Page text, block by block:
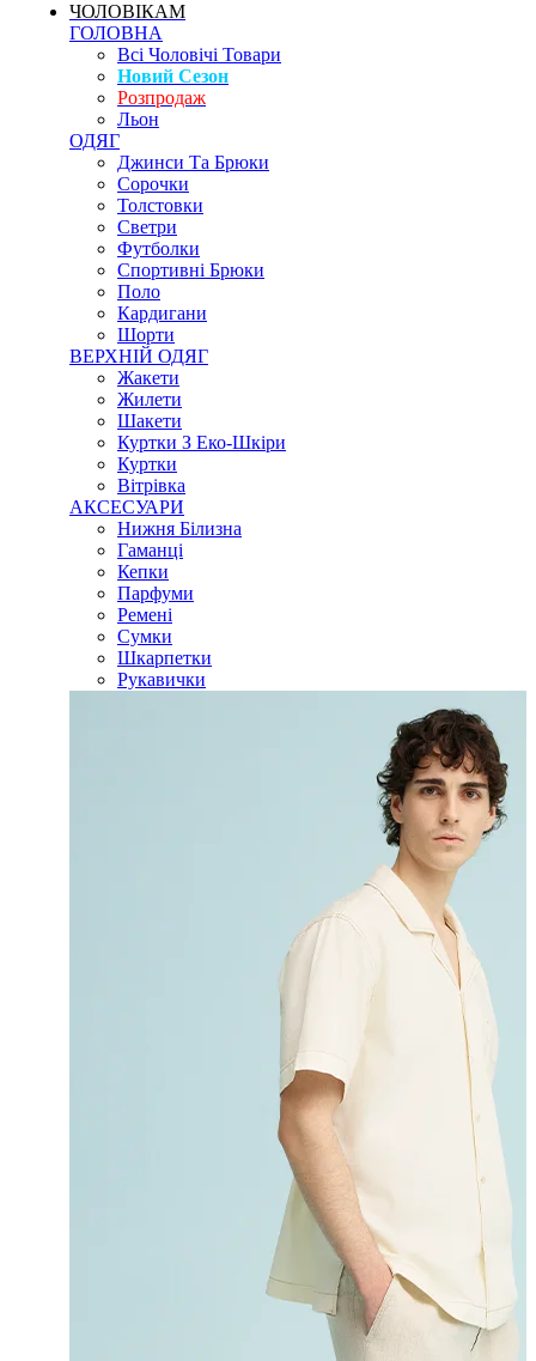
ЧОЛОВІКАМ
ГОЛОВНА
Всі Чоловічі Товари
Новий Сезон
Розпродаж
Льон
ОДЯГ
Джинси Та Брюки
Сорочки
Толстовки
Светри
Футболки
Спортивні Брюки
Поло
Кардигани
Шорти
ВЕРХНІЙ ОДЯГ
Жакети
Жилети
Шакети
Куртки З Еко-Шкіри
Куртки
Вітрівка
АКСЕСУАРИ
Нижня Білизна
Гаманці
Кепки
Парфуми
Ремені
Сумки
Шкарпетки
Рукавички